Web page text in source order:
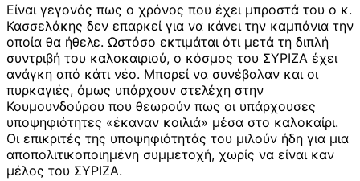
Είναι γεγονός πως ο χρόνος που έχει μπροστά του ο κ.
Κασσελάκης δεν επαρκεί για να κάνει την καμπάνια την
οποία θα ήθελε. Ωστόσο εκτιμάται ότι μετά τη διπλή
συντριβή του καλοκαιριού, ο κόσμος του ΣΥΡΙΖΑ έχει
ανάγκη από κάτι νέο. Μπορεί να συνέβαλαν και οι
πυρκαγιές, όμως υπάρχουν στελέχη στην
Κουμουνδούρου που θεωρούν πως οι υπάρχουσες
υποψηφιότητες «έκαναν κοιλιά» μέσα στο καλοκαίρι.
Οι επικριτές της υποψηφιότητάς του μιλούν ήδη για μια
αποπολιτικοποιημένη συμμετοχή, χωρίς να είναι καν
μέλος του ΣΥΡΙΖΑ.